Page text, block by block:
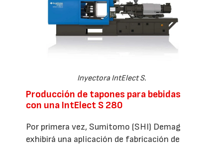
Inyectora IntElect S.
Producción de tapones para bebidas
con una IntElect S 280
Por primera vez, Sumitomo (SHI) Demag
exhibirá una aplicación de fabricación de